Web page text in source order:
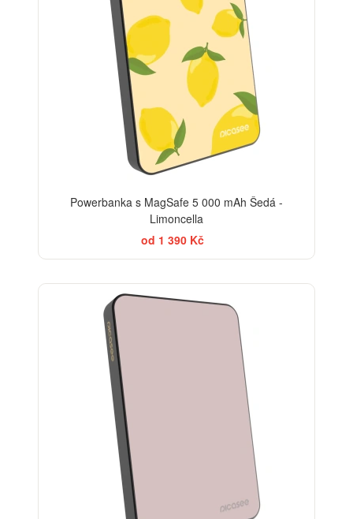
Powerbanka s MagSafe 5 000 mAh Šedá -
Limoncella
od 1 390 Kč